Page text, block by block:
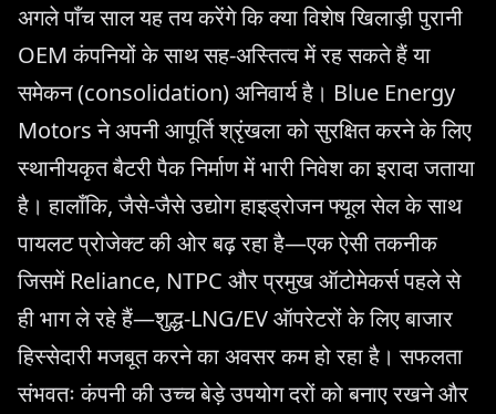
अगले पाँच साल यह तय करेंगे कि क्या विशेष खिलाड़ी पुरानी
OEM कंपनियों के साथ सह-अस्तित्व में रह सकते हैं या
समेकन (consolidation) अनिवार्य है। Blue Energy
Motors ने अपनी आपूर्ति श्रृंखला को सुरक्षित करने के लिए
स्थानीयकृत बैटरी पैक निर्माण में भारी निवेश का इरादा जताया
है। हालाँकि, जैसे-जैसे उद्योग हाइड्रोजन फ्यूल सेल के साथ
पायलट प्रोजेक्ट की ओर बढ़ रहा है—एक ऐसी तकनीक
जिसमें Reliance, NTPC और प्रमुख ऑटोमेकर्स पहले से
ही भाग ले रहे हैं—शुद्ध-LNG/EV ऑपरेटरों के लिए बाजार
हिस्सेदारी मजबूत करने का अवसर कम हो रहा है। सफलता
संभवतः कंपनी की उच्च बेड़े उपयोग दरों को बनाए रखने और